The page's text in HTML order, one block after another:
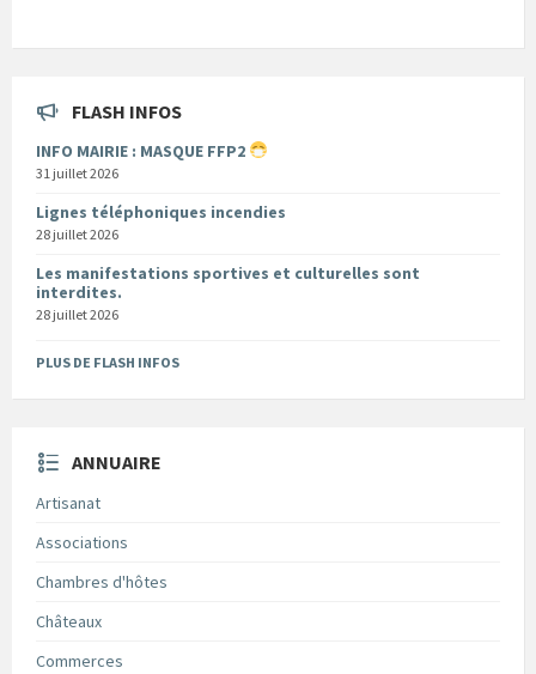
FLASH INFOS
INFO MAIRIE : MASQUE FFP2
31 juillet 2026
Lignes téléphoniques incendies
28 juillet 2026
Les manifestations sportives et culturelles sont
interdites.
28 juillet 2026
PLUS DE FLASH INFOS
ANNUAIRE
Artisanat
Associations
Chambres d'hôtes
Châteaux
Commerces